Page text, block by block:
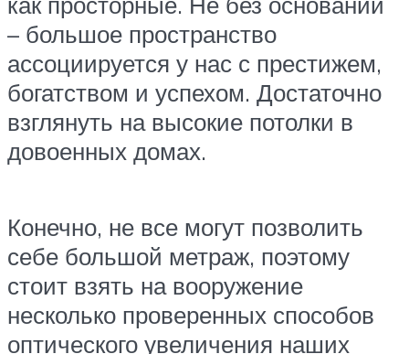
– большое пространство
ассоциируется у нас с престижем,
богатством и успехом. Достаточно
взглянуть на высокие потолки в
довоенных домах.
Конечно, не все могут позволить
себе большой метраж, поэтому
стоит взять на вооружение
несколько проверенных способов
оптического увеличения наших